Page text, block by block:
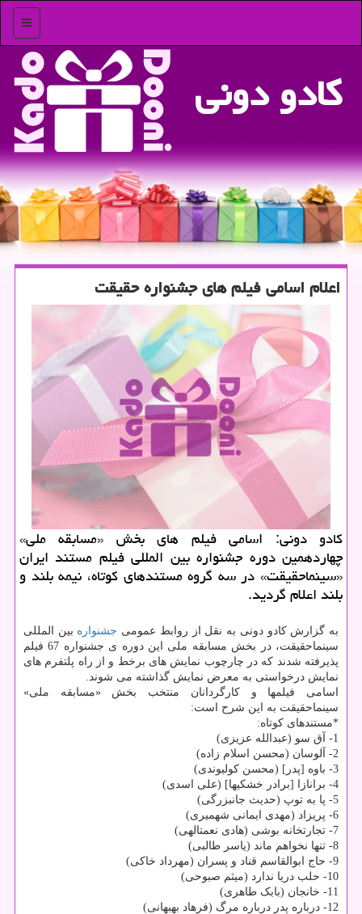
منو
كادو دونی
اعلام اسامی فیلم های جشنواره حقیقت
كادو دونی: اسامی فیلم های بخش «مسابقه ملی»
چهاردهمین دوره جشنواره بین المللی فیلم مستند ایران
«سینماحقیقت» در سه گروه مستندهای كوتاه، نیمه بلند و
بلند اعلام گردید.
به گزارش کادو دونی به نقل از روابط عمومی جشنواره بین المللی
سینماحقیقت، در بخش مسابقه ملی این دوره ی جشنواره 67 فیلم
پذیرفته شدند که در چارچوب نمایش های برخط و از راه پلتفرم های
نمایش درخواستی به معرض نمایش گذاشته می شوند.
اسامی فیلمها و کارگردانان منتخب بخش «مسابقه ملی»
سینماحقیقت به این شرح است:
*مستندهای کوتاه:
1- آق سو (عبدالله عزیزی)
2- آلوسان (محسن اسلام زاده)
3- باوه [پدر] (محسن کولیوندی)
4- برانازا [برادر خشکی‎ها] (علی اسدی)
5- پا به توپ (حدیث جان‎بزرگی)
6- پریزاد (مهدی ایمانی شهمیری)
7- تجارتخانه بوشی (هادی نعمت‎الهی)
8- تنها نخواهم ماند (یاسر طالبی)
9- حاج ابوالقاسم قناد و پسران (مهرداد خاکی)
10- حلب دریا ندارد (میثم صبوحی)
11- خانجان (بابک طاهری)
12- درباره پدر درباره مرگ (فرهاد بهبهانی)